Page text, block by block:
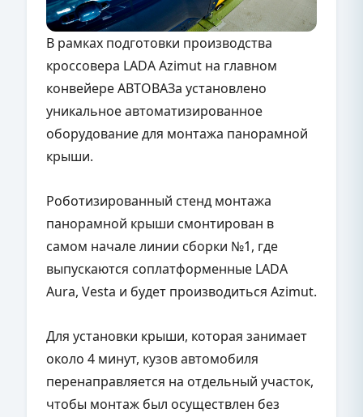
В рамках подготовки производства
кроссовера LADA Azimut на главном
конвейере АВТОВАЗа установлено
уникальное автоматизированное
оборудование для монтажа панорамной
крыши.
Роботизированный стенд монтажа
панорамной крыши смонтирован в
самом начале линии сборки №1, где
выпускаются соплатформенные LADA
Aura, Vesta и будет производиться Azimut.
Для установки крыши, которая занимает
около 4 минут, кузов автомобиля
перенаправляется на отдельный участок,
чтобы монтаж был осуществлен без